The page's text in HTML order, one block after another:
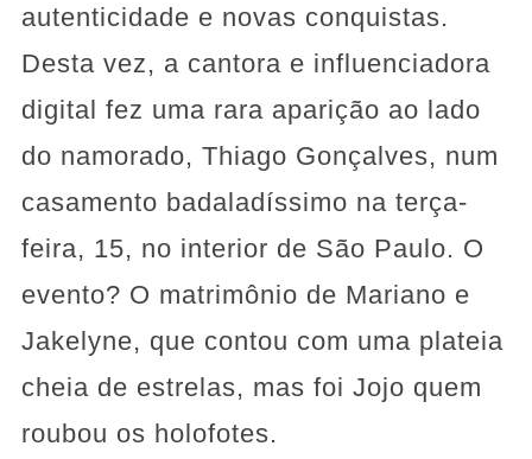
autenticidade e novas conquistas.
Desta vez, a cantora e influenciadora
digital fez uma rara aparição ao lado
do namorado, Thiago Gonçalves, num
casamento badaladíssimo na terça-
feira, 15, no interior de São Paulo. O
evento? O matrimônio de Mariano e
Jakelyne, que contou com uma plateia
cheia de estrelas, mas foi Jojo quem
roubou os holofotes.